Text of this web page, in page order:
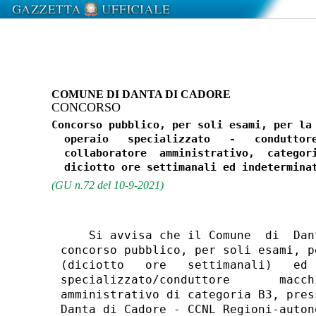
COMUNE DI DANTA DI CADORE
CONCORSO
Concorso pubblico, per soli esami, per
operaio   specializzato   -
collaboratore  amministrativo,
(GU n.72 del 10-9-2021)
Si avvisa che il Comune  di
concorso pubblico, per soli esami,
(diciotto   ore   settimanali)   ed
specializzato/conduttore
amministrativo di categoria B3,
Danta di Cadore - CCNL Regioni-